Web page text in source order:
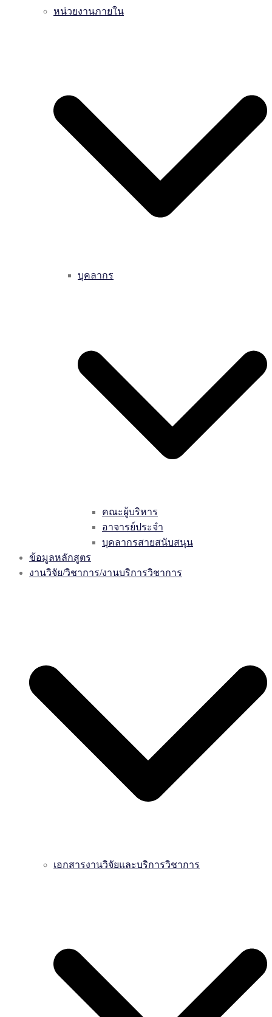
หน่วยงานภายใน
บุคลากร
คณะผู้บริหาร
อาจารย์ประจำ
บุคลากรสายสนับสนุน
ข้อมูลหลักสูตร
งานวิจัย/วิชาการ/งานบริการวิชาการ
เอกสารงานวิจัยและบริการวิชาการ